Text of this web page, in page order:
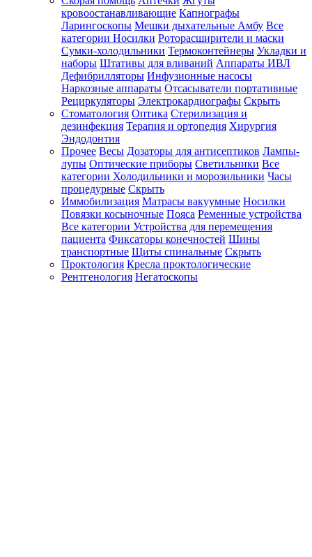
кровоостанавливающие Капнографы
Ларингоскопы Мешки дыхательные Амбу Все
категории Носилки Роторасширители и маски
Сумки-холодильники Термоконтейнеры Укладки и
наборы Штативы для вливаний Аппараты ИВЛ
Дефибрилляторы Инфузионные насосы
Наркозные аппараты Отсасыватели портативные
Рециркуляторы Электрокардиографы Скрыть
Стоматология Оптика Стерилизация и
дезинфекция Терапия и ортопедия Хирургия
Эндодонтия
Прочее Весы Дозаторы для антисептиков Лампы-
лупы Оптические приборы Светильники Все
категории Холодильники и морозильники Часы
процедурные Скрыть
Иммобилизация Матрасы вакуумные Носилки
Повязки косыночные Пояса Ременные устройства
Все категории Устройства для перемещения
пациента Фиксаторы конечностей Шины
транспортные Щиты спинальные Скрыть
Проктология Кресла проктологические
Рентгенология Негатоскопы